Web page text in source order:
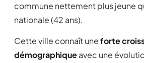
commune nettement plus jeune
nationale (42 ans).
Cette ville connaît uneforte
démographiqueavec une